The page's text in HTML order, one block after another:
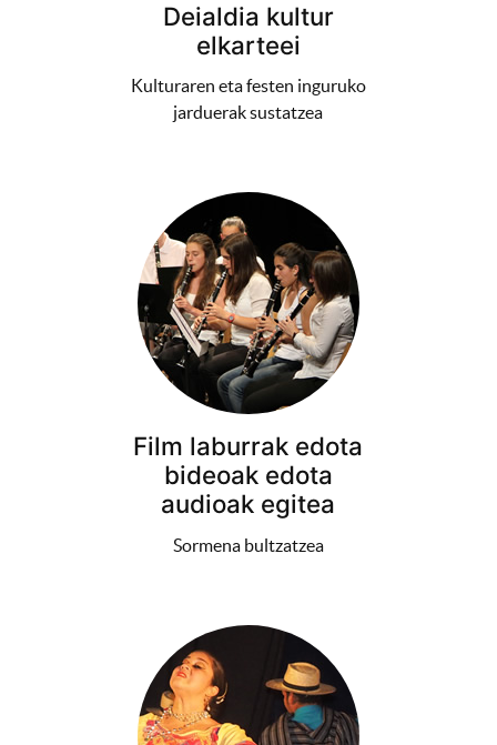
Deialdia kultur
elkarteei
Kulturaren eta festen inguruko
jarduerak sustatzea
Film laburrak edota
bideoak edota
audioak egitea
Sormena bultzatzea